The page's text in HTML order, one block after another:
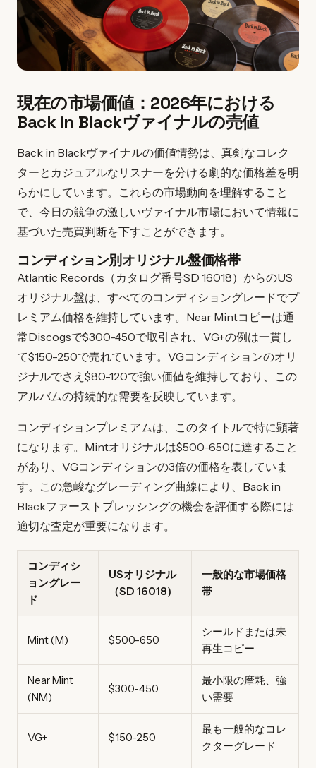
現在の市場価値：2026年における
Back in Blackヴァイナルの売値
Back in Blackヴァイナルの価値情勢は、真剣なコレク
ターとカジュアルなリスナーを分ける劇的な価格差を明
らかにしています。これらの市場動向を理解すること
で、今日の競争の激しいヴァイナル市場において情報に
基づいた売買判断を下すことができます。
コンディション別オリジナル盤価格帯
Atlantic Records（カタログ番号SD 16018）からのUS
オリジナル盤は、すべてのコンディショングレードでプ
レミアム価格を維持しています。Near Mintコピーは通
常Discogsで$300-450で取引され、VG+の例は一貫し
て$150-250で売れています。VGコンディションのオリ
ジナルでさえ$80-120で強い価値を維持しており、この
アルバムの持続的な需要を反映しています。
コンディションプレミアムは、このタイトルで特に顕著
になります。Mintオリジナルは$500-650に達すること
があり、VGコンディションの3倍の価格を表していま
す。この急峻なグレーディング曲線により、Back in
Blackファーストプレッシングの機会を評価する際には
適切な査定が重要になります。
コンディシ
ョングレー
ド
USオリジナル
（SD 16018）
一般的な市場価格
帯
Mint (M) $500-650
シールドまたは未
再生コピー
Near Mint
(NM)
$300-450
最小限の摩耗、強
い需要
VG+ $150-250
最も一般的なコレ
クターグレード